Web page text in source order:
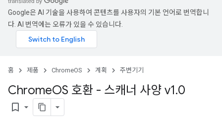
Google은 AI 기술을 사용하여 콘텐츠를 사용자의 기본 언어로 번역합니
다. AI 번역에는 오류가 있을 수 있습니다.
홈 제품 ChromeOS 계획 주변기기
ChromeOS 호환 - 스캐너 사양 v1.0
bookmark_border